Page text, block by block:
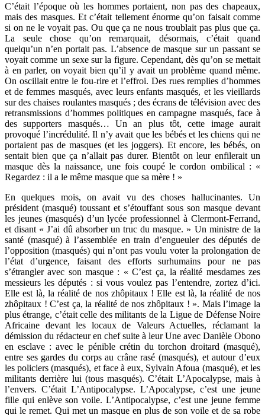
C’était l’époque où les hommes portaient, non pas des chapeaux,
mais des masques. Et c’était tellement énorme qu’on faisait comme
si on ne le voyait pas. Ou que ça ne nous troublait pas plus que ça.
La seule chose qu’on remarquait, désormais, c’était quand
quelqu’un n’en portait pas. L’absence de masque sur un passant se
voyait comme un sexe sur la figure. Cependant, dès qu’on se mettait
à en parler, on voyait bien qu’il y avait un problème quand même.
On oscillait entre le fou-rire et l’effroi. Des rues remplies d’hommes
et de femmes masqués, avec leurs enfants masqués, et les vieillards
sur des chaises roulantes masqués ; des écrans de télévision avec des
retransmissions d’hommes politiques en campagne masqués, face à
des supporters masqués… Un an plus tôt, cette image aurait
provoqué l’incrédulité. Il n’y avait que les bébés et les chiens qui ne
portaient pas de masques (et les joggers). Et encore, les bébés, on
sentait bien que ça n’allait pas durer. Bientôt on leur enfilerait un
masque dès la naissance, une fois coupé le cordon ombilical : «
Regardez : il a le même masque que sa mère ! »
En quelques mois, on avait vu des choses hallucinantes. Un
président (masqué) toussant et s’étouffant sous son masque devant
les jeunes (masqués) d’un lycée professionnel à Clermont-Ferrand,
et disant « J’ai dû absorber un truc du masque. » Un ministre de la
santé (masqué) à l’assemblée en train d’engueuler des députés de
l’opposition (masqués) qui n’ont pas voulu voter la prolongation de
l’état d’urgence, faisant des efforts surhumains pour ne pas
s’étrangler avec son masque : « C’est ça, la réalité mesdames zes
messieurs les députés : si vous voulez pas l’entendre, zortez d’ici.
Elle est là, la réalité de nos zhôpitaux ! Elle est là, la réalité de nos
zhôpitaux ! C’est ça, la réalité de nos zhôpitaux ! ». Mais l’image la
plus étrange, c’était celle des militants de la Ligue de Défense Noire
Africaine devant les locaux de Valeurs Actuelles, réclamant la
démission du rédacteur en chef suite à leur Une avec Danièle Obono
en esclave : avec le pénible crétin du torchon droitard (masqué),
entre ses gardes du corps au crâne rasé (masqués), et autour d’eux
les policiers (masqués), et face à eux, Sylvain Afoua (masqué), et les
militants derrière lui (tous masqués). C’était L’Apocalypse, mais à
l’envers. C’était L’Antipocalypse. L’Apocalypse, c’est une jeune
fille qui enlève son voile. L’Antipocalypse, c’est une jeune femme
qui le remet. Qui met un masque en plus de son voile et de sa robe